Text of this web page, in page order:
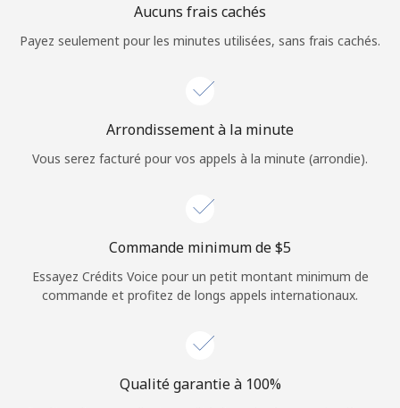
Login
ou
Continue avec
Aucuns frais cachés
Payez seulement pour les minutes utilisées, sans frais cachés.
Arrondissement à la minute
Vous serez facturé pour vos appels à la minute (arrondie).
Commande minimum de ⁦$5⁩
Essayez Crédits Voice pour un petit montant minimum de
commande et profitez de longs appels internationaux.
Qualité garantie à 100%